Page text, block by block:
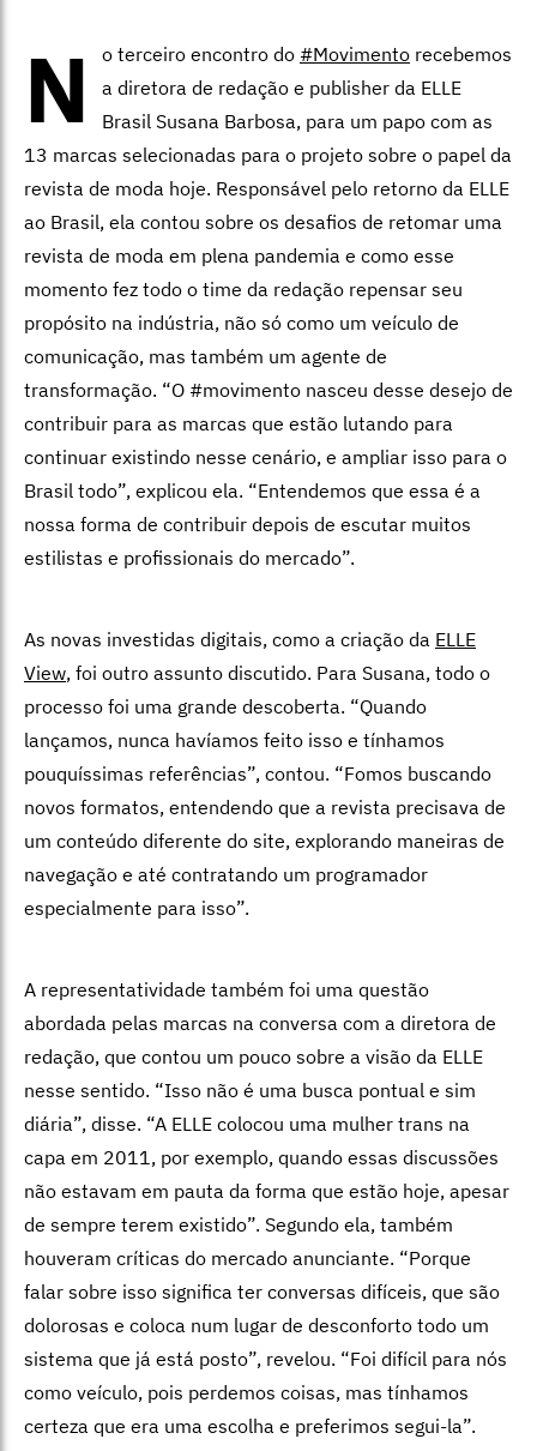
N o terceiro encontro do #Movimento recebemos
a diretora de redação e publisher da ELLE
Brasil Susana Barbosa, para um papo com as
13 marcas selecionadas para o projeto sobre o papel da
revista de moda hoje. Responsável pelo retorno da ELLE
ao Brasil, ela contou sobre os desafios de retomar uma
revista de moda em plena pandemia e como esse
momento fez todo o time da redação repensar seu
propósito na indústria, não só como um veículo de
comunicação, mas também um agente de
transformação. “O #movimento nasceu desse desejo de
contribuir para as marcas que estão lutando para
continuar existindo nesse cenário, e ampliar isso para o
Brasil todo”, explicou ela. “Entendemos que essa é a
nossa forma de contribuir depois de escutar muitos
estilistas e profissionais do mercado”.
As novas investidas digitais, como a criação da ELLE
View, foi outro assunto discutido. Para Susana, todo o
processo foi uma grande descoberta. “Quando
lançamos, nunca havíamos feito isso e tínhamos
pouquíssimas referências”, contou. “Fomos buscando
novos formatos, entendendo que a revista precisava de
um conteúdo diferente do site, explorando maneiras de
navegação e até contratando um programador
especialmente para isso”.
A representatividade também foi uma questão
abordada pelas marcas na conversa com a diretora de
redação, que contou um pouco sobre a visão da ELLE
nesse sentido. “Isso não é uma busca pontual e sim
diária”, disse. “A ELLE colocou uma mulher trans na
capa em 2011, por exemplo, quando essas discussões
não estavam em pauta da forma que estão hoje, apesar
de sempre terem existido”. Segundo ela, também
houveram críticas do mercado anunciante. “Porque
falar sobre isso significa ter conversas difíceis, que são
dolorosas e coloca num lugar de desconforto todo um
sistema que já está posto”, revelou. “Foi difícil para nós
como veículo, pois perdemos coisas, mas tínhamos
certeza que era uma escolha e preferimos segui-la”.